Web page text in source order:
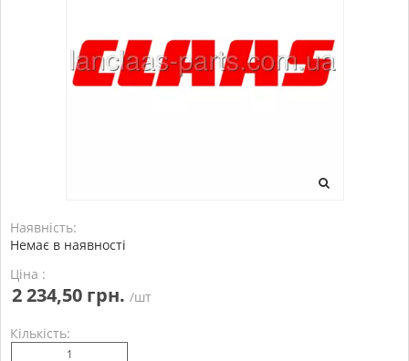
Наявність:
Немає в наявності
Ціна :
2 234,50 грн. /шт
Кількість: